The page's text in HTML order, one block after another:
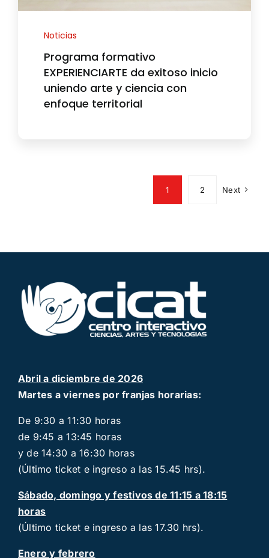
Noticias
Programa formativo
EXPERIENCIARTE da exitoso inicio
uniendo arte y ciencia con
enfoque territorial
1 2 Next
Abril a diciembre de 2026
Martes a viernes por franjas horarias:
De 9:30 a 11:30 horas
de 9:45 a 13:45 horas
y de 14:30 a 16:30 horas
(Último ticket e ingreso a las 15.45 hrs).
Sábado, domingo y festivos de 11:15 a 18:15
horas
(Último ticket e ingreso a las 17.30 hrs).
Enero y febrero